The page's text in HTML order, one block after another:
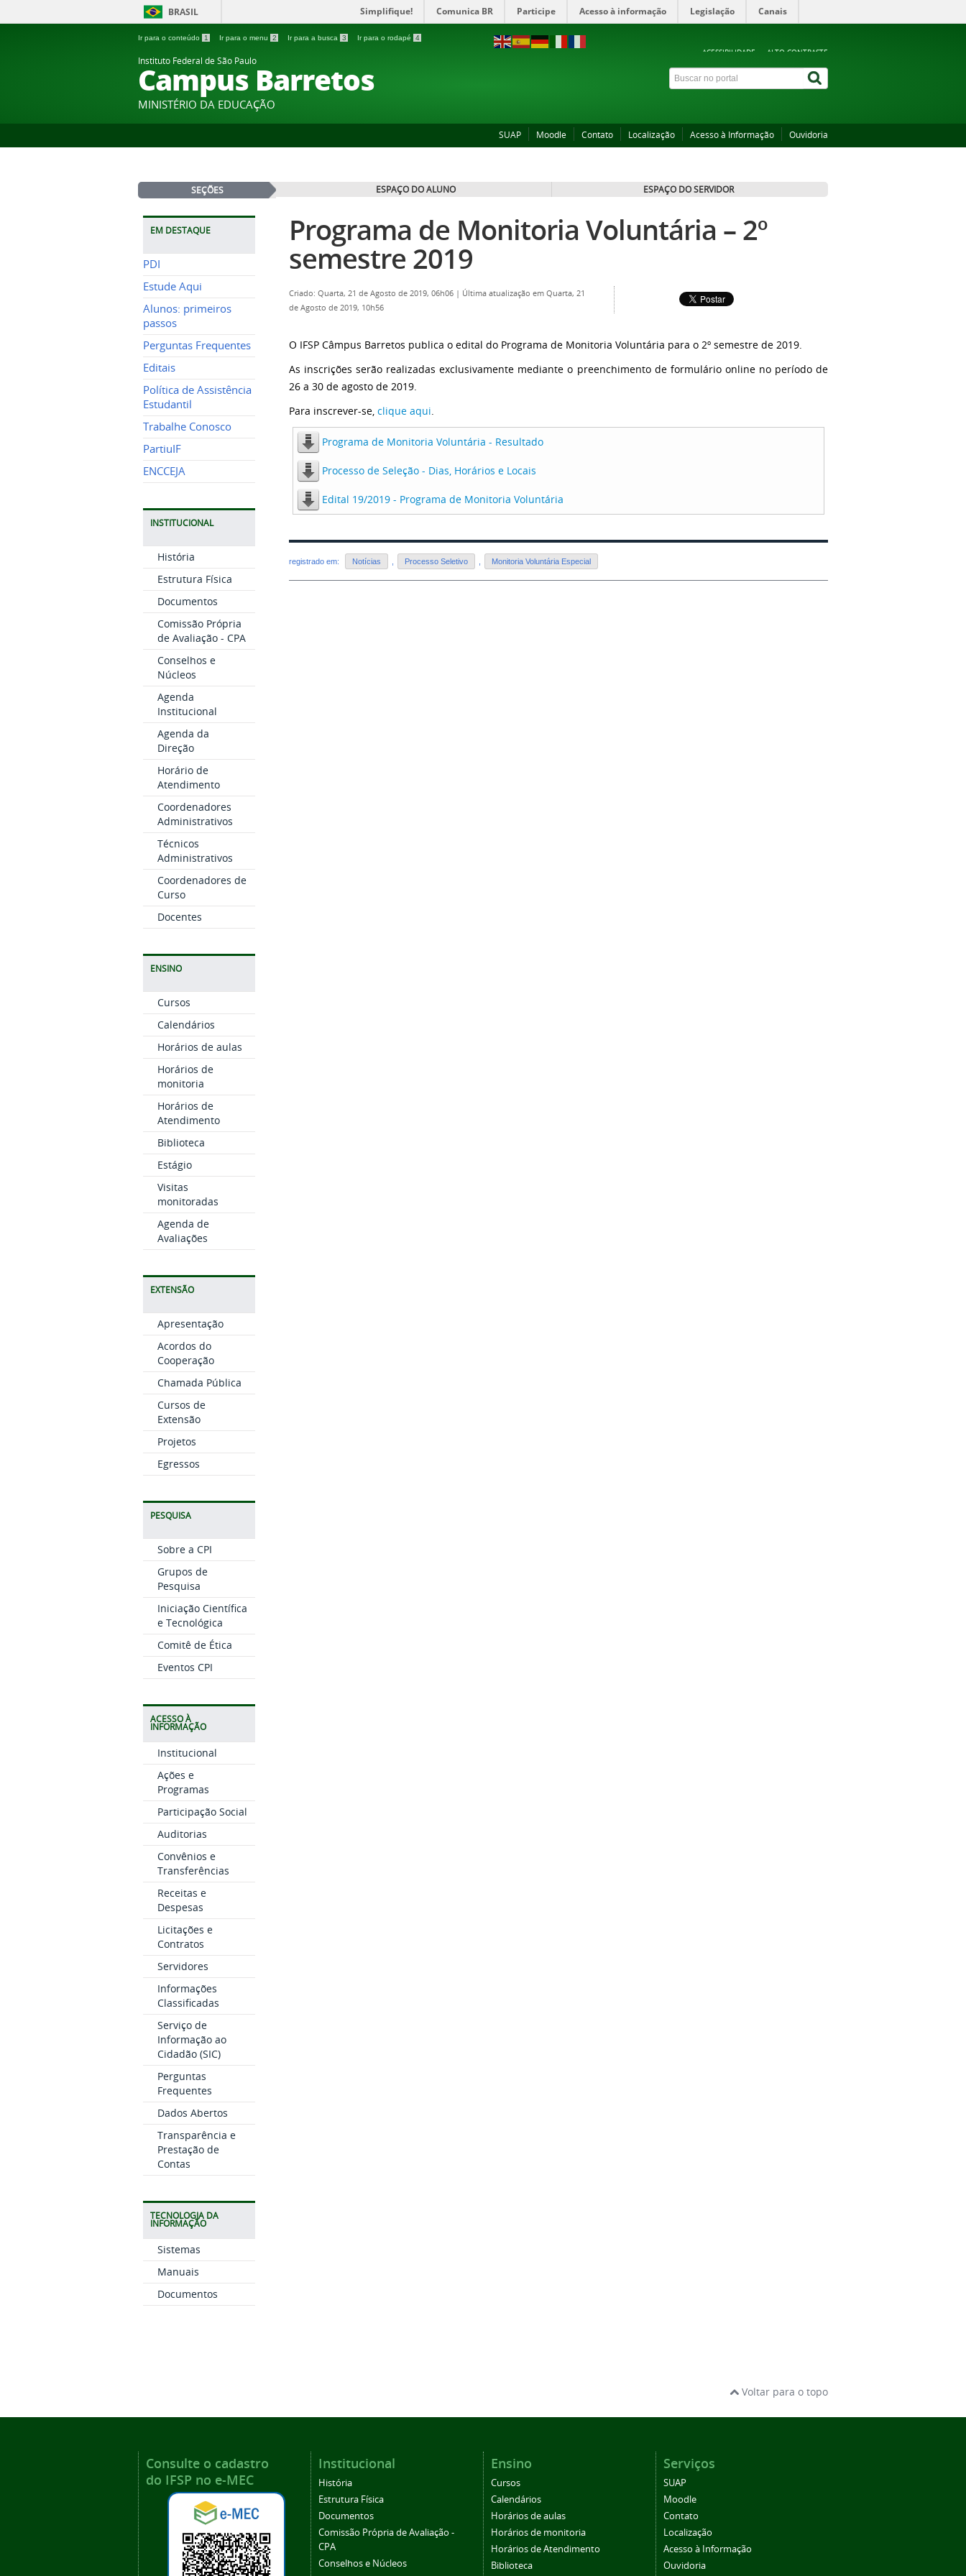
BRASIL Simplifique! Comunica BR Participe Acesso à informação Legislação Canais
Ir para o conteúdo 1 Ir para o menu 2 Ir para a busca 3 Ir para o rodapé 4
ACESSIBILIDADE ALTO CONTRASTE
Instituto Federal de São Paulo
Campus Barretos
MINISTÉRIO DA EDUCAÇÃO
SUAP Moodle Contato Localização Acesso à Informação Ouvidoria
SEÇÕES ESPAÇO DO ALUNO ESPAÇO DO SERVIDOR
EM DESTAQUE
PDI
Estude Aqui
Alunos: primeiros
passos
Perguntas Frequentes
Editais
Política de Assistência
Estudantil
Trabalhe Conosco
PartiuIF
ENCCEJA
INSTITUCIONAL
História
Estrutura Física
Documentos
Comissão Própria
de Avaliação - CPA
Conselhos e
Núcleos
Agenda
Institucional
Agenda da
Direção
Horário de
Atendimento
Coordenadores
Administrativos
Técnicos
Administrativos
Coordenadores de
Curso
Docentes
ENSINO
Cursos
Calendários
Horários de aulas
Horários de
monitoria
Horários de
Atendimento
Biblioteca
Estágio
Visitas
monitoradas
Agenda de
Avaliações
EXTENSÃO
Apresentação
Acordos do
Cooperação
Chamada Pública
Cursos de
Extensão
Projetos
Egressos
PESQUISA
Sobre a CPI
Grupos de
Pesquisa
Iniciação Científica
e Tecnológica
Comitê de Ética
Eventos CPI
ACESSO À
INFORMAÇÃO
Institucional
Ações e
Programas
Participação Social
Auditorias
Convênios e
Transferências
Receitas e
Despesas
Licitações e
Contratos
Servidores
Informações
Classificadas
Serviço de
Informação ao
Cidadão (SIC)
Perguntas
Frequentes
Dados Abertos
Transparência e
Prestação de
Contas
TECNOLOGIA DA
INFORMAÇÃO
Sistemas
Manuais
Documentos
Programa de Monitoria Voluntária – 2º
semestre 2019
Criado: Quarta, 21 de Agosto de 2019, 06h06 | Última atualização em Quarta, 21
de Agosto de 2019, 10h56
O IFSP Câmpus Barretos publica o edital do Programa de Monitoria Voluntária para o 2º semestre de 2019.
As inscrições serão realizadas exclusivamente mediante o preenchimento de formulário online no período de
26 a 30 de agosto de 2019.
Para inscrever-se, clique aqui.
Programa de Monitoria Voluntária - Resultado
Processo de Seleção - Dias, Horários e Locais
Edital 19/2019 - Programa de Monitoria Voluntária
registrado em: Notícias Processo Seletivo Monitoria Voluntária Especial
Voltar para o topo
Consulte o cadastro
do IFSP no e-MEC
Institucional
História
Estrutura Física
Documentos
Comissão Própria de Avaliação -
CPA
Conselhos e Núcleos
Ensino
Cursos
Calendários
Horários de aulas
Horários de monitoria
Horários de Atendimento
Biblioteca
Serviços
SUAP
Moodle
Contato
Localização
Acesso à Informação
Ouvidoria